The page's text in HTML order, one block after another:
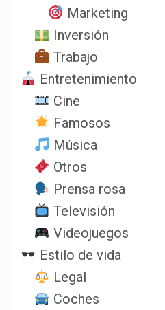
Marketing
Inversión
Trabajo
Entretenimiento
Cine
Famosos
Música
Otros
Prensa rosa
Televisión
Videojuegos
Estilo de vida
Legal
Coches